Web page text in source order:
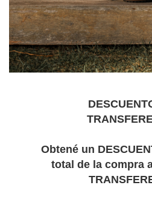
Obtené un
total de la compra